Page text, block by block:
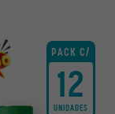
PACK C/
12
UNIDADES